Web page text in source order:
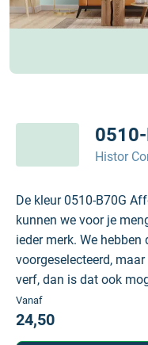
Histor
De kleur 0510-B70G
kunnen we voor je
ieder merk. We hebben
voorgeselecteerd,
verf, dan is dat ook
Vanaf
24,50